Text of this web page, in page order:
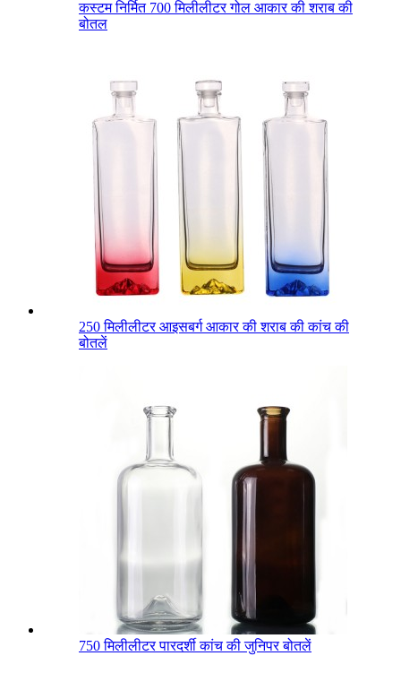
कस्टम निर्मित 700 मिलीलीटर गोल आकार की शराब की
बोतल
250 मिलीलीटर आइसबर्ग आकार की शराब की कांच की
बोतलें
750 मिलीलीटर पारदर्शी कांच की जुनिपर बोतलें